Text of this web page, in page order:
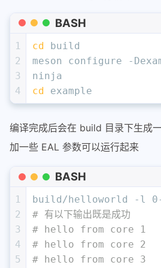
BASH
1
2
3
4
cd build
meson configure -
ninja
cd example
编译完成后会在 build 目录下生成
加一些 EAL 参数可以运行起来
BASH
1
2
3
4
5
build/helloworld -l
# 有以下输出既是成功
# hello from core 1
# hello from core 2
# hello from core 3